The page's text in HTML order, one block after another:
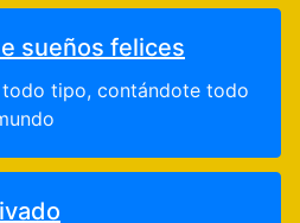
sueños felices
tipo, contándote todo